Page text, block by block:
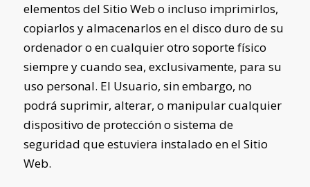
elementos del Sitio Web o incluso imprimirlos,
copiarlos y almacenarlos en el disco duro de su
ordenador o en cualquier otro soporte físico
siempre y cuando sea, exclusivamente, para su
uso personal. El Usuario, sin embargo, no
podrá suprimir, alterar, o manipular cualquier
dispositivo de protección o sistema de
seguridad que estuviera instalado en el Sitio
Web.